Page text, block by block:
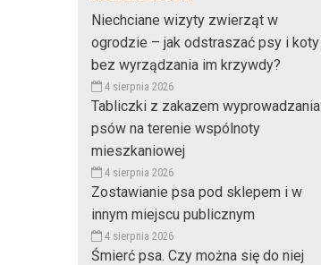
Niechciane wizyty zwierząt w
ogrodzie – jak odstraszać psy i koty
bez wyrządzania im krzywdy?
4 sierpnia 2026
Tabliczki z zakazem wyprowadzania
psów na terenie wspólnoty
mieszkaniowej
4 sierpnia 2026
Zostawianie psa pod sklepem i w
innym miejscu publicznym
4 sierpnia 2026
Śmierć psa. Czy można się do niej